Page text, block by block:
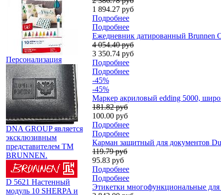
Персонализация
DNA GROUP является
эксклюзивным
представителем TM
BRUNNEN.
D 5621 Настенный
модуль 10 SHERPA и
1 894.27 руб
Подробнее
Подробнее
Ежедневник датированный Brunnen
4 054.40 руб
3 350.74 руб
Подробнее
Подробнее
-45%
-45%
Маркер акриловый edding 5000,
181.82 руб
100.00 руб
Подробнее
Подробнее
Карман защитный для документов
119.79 руб
95.83 руб
Подробнее
Подробнее
Этикетки многофункциональные